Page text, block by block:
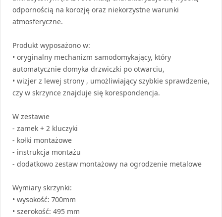
odpornością na korozję oraz niekorzystne warunki
atmosferyczne.
Produkt wyposażono w:
• oryginalny mechanizm samodomykający, który
automatycznie domyka drzwiczki po otwarciu,
• wizjer z lewej strony , umożliwiający szybkie sprawdzenie,
czy w skrzynce znajduje się korespondencja.
W zestawie
- zamek + 2 kluczyki
- kołki montażowe
- instrukcja montażu
- dodatkowo zestaw montażowy na ogrodzenie metalowe
Wymiary skrzynki:
• wysokość: 700mm
• szerokość: 495 mm